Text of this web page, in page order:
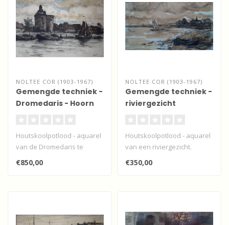
NOLTEE COR (1903-1967)
Gemengde techniek -
Dromedaris - Hoorn
Houtskoolpotlood - aquarel
van de Dromedaris te
Hoorn.
€850,00
NOLTEE COR (1903-1967)
Gemengde techniek -
riviergezicht
Houtskoolpotlood - aquarel
van een riviergezicht.
€350,00